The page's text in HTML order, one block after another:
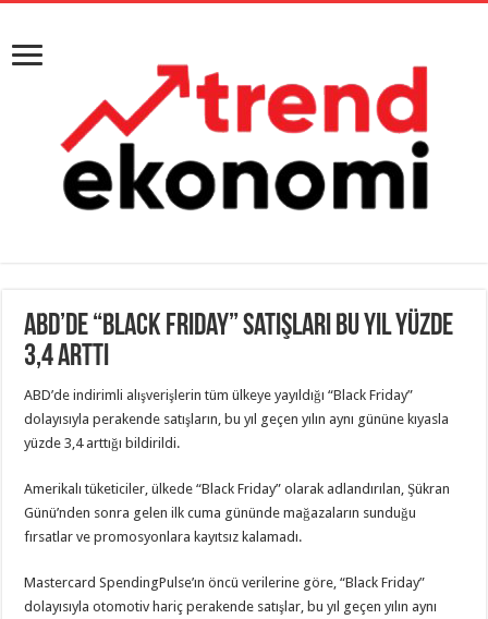
ABD’de “Black Friday” satışları bu yıl yüzde
3,4 arttı
ABD’de indirimli alışverişlerin tüm ülkeye yayıldığı “Black Friday”
dolayısıyla perakende satışların, bu yıl geçen yılın aynı gününe kıyasla
yüzde 3,4 arttığı bildirildi.
Amerikalı tüketiciler, ülkede “Black Friday” olarak adlandırılan, Şükran
Günü’nden sonra gelen ilk cuma gününde mağazaların sunduğu
fırsatlar ve promosyonlara kayıtsız kalamadı.
Mastercard SpendingPulse’ın öncü verilerine göre, “Black Friday”
dolayısıyla otomotiv hariç perakende satışlar, bu yıl geçen yılın aynı